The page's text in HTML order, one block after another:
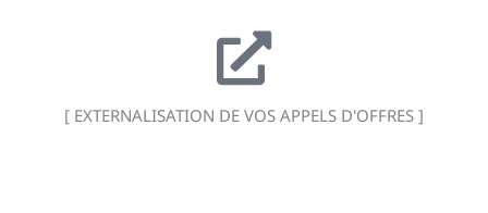
[ EXTERNALISATION DE VOS APPELS D'OFFRES ]